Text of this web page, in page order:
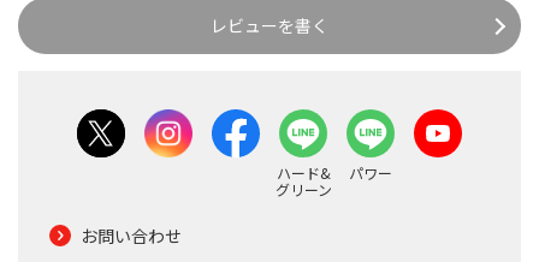
レビューを書く
ハード&
グリーン
パワー
お問い合わせ